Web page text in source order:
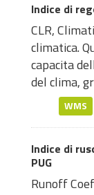
Indice di
CLR,
climatica.
capacita
del clima,
WMS
Indice di
PUG
Runoff